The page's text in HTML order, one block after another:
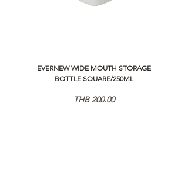
EVERNEW WIDE MOUTH STORAGE
BOTTLE SQUARE/250ML
価格
THB 200.00